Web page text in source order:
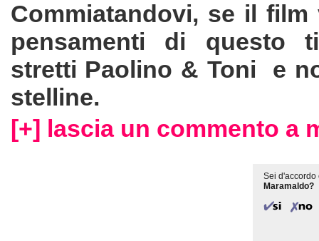
Commiatandovi, se il
pensamenti di questo
stretti Paolino & Toni e
stelline.
[+] lascia un commento a
Sei d'accordo
Maramaldo?